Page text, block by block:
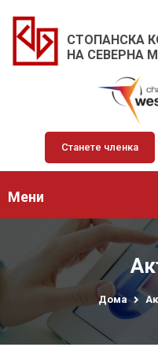
СТОПАНСКА
НА СЕВЕРНА
Станете членка
Мени
Дома